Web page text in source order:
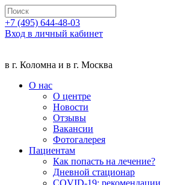
+7 (495) 644-48-03
Вход в личный кабинет
в г. Коломна и в г. Москва
О нас
О центре
Новости
Отзывы
Вакансии
Фотогалерея
Пациентам
Как попасть на лечение?
Дневной стационар
COVID-19: рекомендации